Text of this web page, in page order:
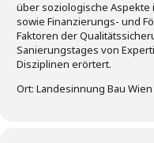
über soziologische
sowie Finanzierungs- und
Faktoren der
Sanierungstages von
Disziplinen erörtert.
Ort: Landesinnung Bau Wien